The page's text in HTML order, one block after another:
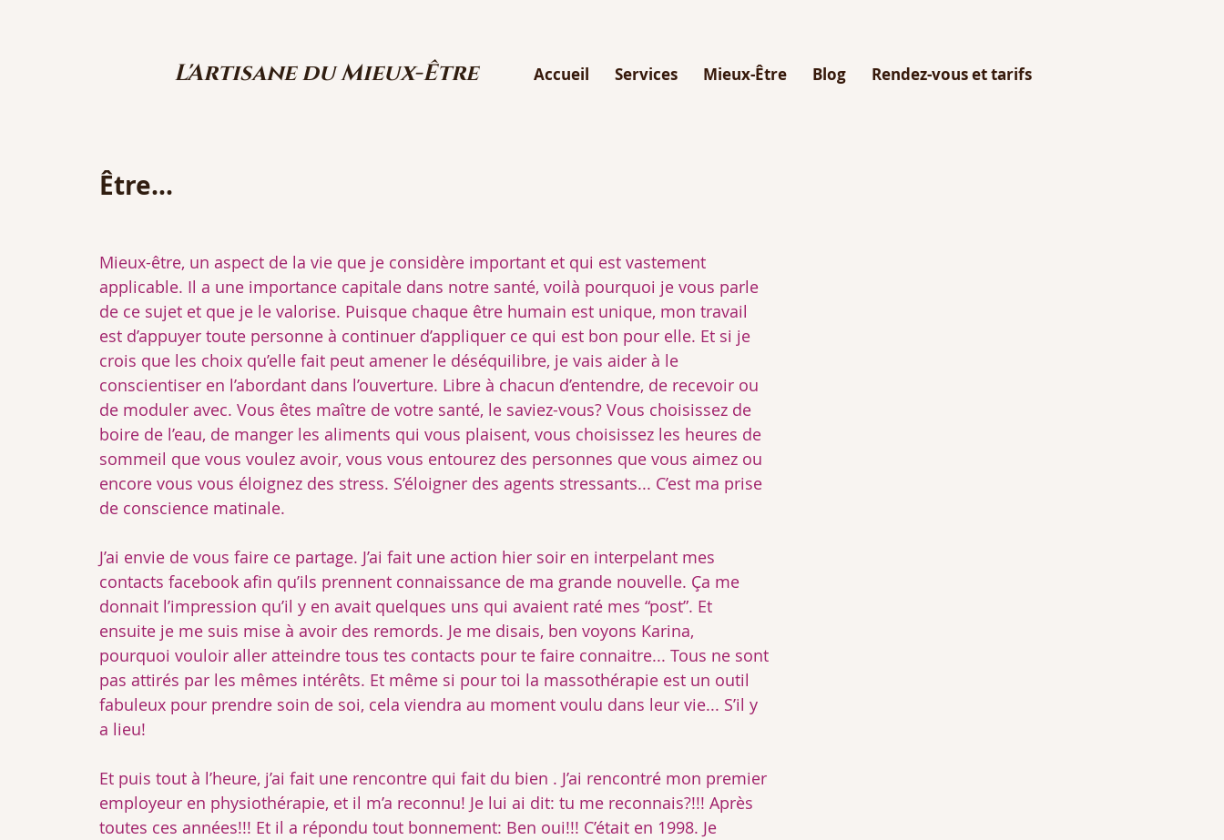
L'Artisane du Mieux-Être Accueil Services Mieux-Être Blog Rendez-vous et tarifs
Être...
Mieux-être, un aspect de la vie que je considère important et qui est vastement
applicable. Il a une importance capitale dans notre santé, voilà pourquoi je vous parle
de ce sujet et que je le valorise. Puisque chaque être humain est unique, mon travail
est d’appuyer toute personne à continuer d’appliquer ce qui est bon pour elle. Et si je
crois que les choix qu’elle fait peut amener le déséquilibre, je vais aider à le
conscientiser en l’abordant dans l’ouverture. Libre à chacun d’entendre, de recevoir ou
de moduler avec. Vous êtes maître de votre santé, le saviez-vous? Vous choisissez de
boire de l’eau, de manger les aliments qui vous plaisent, vous choisissez les heures de
sommeil que vous voulez avoir, vous vous entourez des personnes que vous aimez ou
encore vous vous éloignez des stress. S’éloigner des agents stressants... C’est ma prise
de conscience matinale.
J’ai envie de vous faire ce partage. J’ai fait une action hier soir en interpelant mes
contacts facebook afin qu’ils prennent connaissance de ma grande nouvelle. Ça me
donnait l’impression qu’il y en avait quelques uns qui avaient raté mes “post”. Et
ensuite je me suis mise à avoir des remords. Je me disais, ben voyons Karina,
pourquoi vouloir aller atteindre tous tes contacts pour te faire connaitre... Tous ne sont
pas attirés par les mêmes intérêts. Et même si pour toi la massothérapie est un outil
fabuleux pour prendre soin de soi, cela viendra au moment voulu dans leur vie... S’il y
a lieu!
Et puis tout à l’heure, j’ai fait une rencontre qui fait du bien . J’ai rencontré mon premier
employeur en physiothérapie, et il m’a reconnu! Je lui ai dit: tu me reconnais?!!! Après
toutes ces années!!! Et il a répondu tout bonnement: Ben oui!!! C’était en 1998. Je